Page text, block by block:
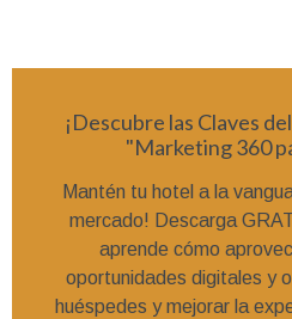
¡Descubre las Claves
"Marketing 360
Mantén tu hotel a la
mercado! Descarga
aprende cómo
oportunidades digitales y
huéspedes y mejorar la